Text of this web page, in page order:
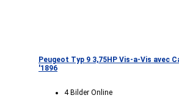
Peugeot Typ 9 3,75HP Vis-a-Vis avec
'1896
4 Bilder Online